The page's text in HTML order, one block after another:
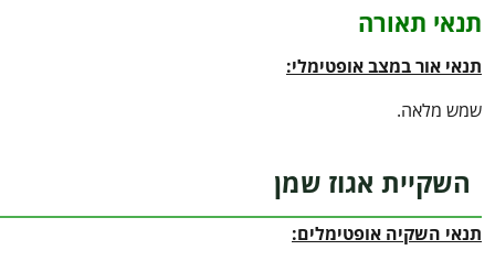
תנאי תאורה
תנאי אור במצב אופטימלי:
שמש מלאה.
השקיית אגוז שמן
תנאי השקיה אופטימלים: